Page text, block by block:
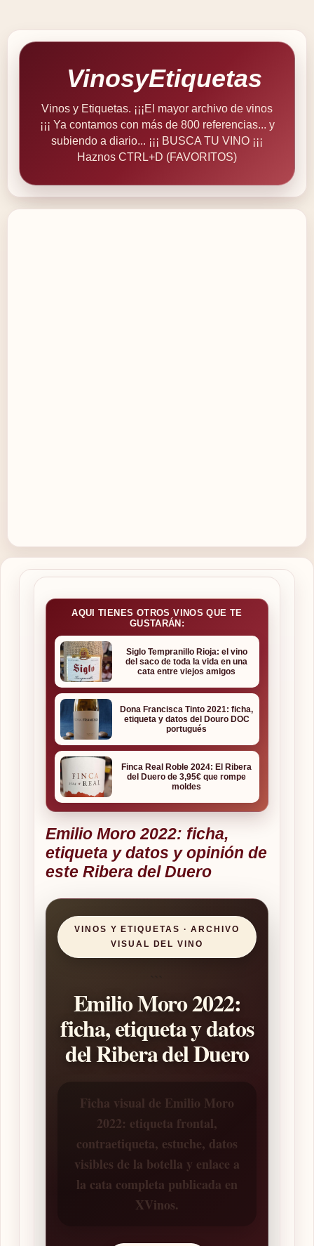
VinosyEtiquetas
Vinos y Etiquetas. ¡¡¡El mayor archivo de vinos
¡¡¡ Ya contamos con más de 800 referencias... y
subiendo a diario... ¡¡¡ BUSCA TU VINO ¡¡¡
Haznos CTRL+D (FAVORITOS)
AQUI TIENES OTROS VINOS QUE TE
GUSTARÁN:
Siglo Tempranillo Rioja: el vino
del saco de toda la vida en una
cata entre viejos amigos
Dona Francisca Tinto 2021: ficha,
etiqueta y datos del Douro DOC
portugués
Finca Real Roble 2024: El Ribera
del Duero de 3,95€ que rompe
moldes
Emilio Moro 2022: ficha,
etiqueta y datos y opinión de
este Ribera del Duero
VINOS Y ETIQUETAS · ARCHIVO
VISUAL DEL VINO
Emilio Moro 2022:
ficha, etiqueta y datos
del Ribera del Duero
Ficha visual de Emilio Moro
2022: etiqueta frontal,
contraetiqueta, estuche, datos
visibles de la botella y enlace a
la cata completa publicada en
XVinos.